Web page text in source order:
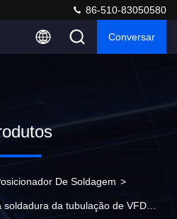
86-510-83050580
Conversar
De Soldagem >
da tubulação de VFD